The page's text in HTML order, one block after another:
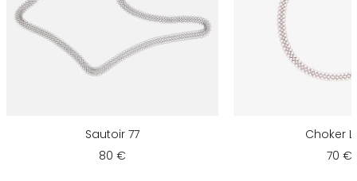
Sautoir 77
80 €
Choker
70 €